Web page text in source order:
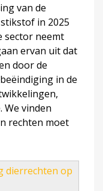
van de
in 2025
sector neemt
ervan uit dat
door de
in de
We vinden
rechten moet
dierrechten op